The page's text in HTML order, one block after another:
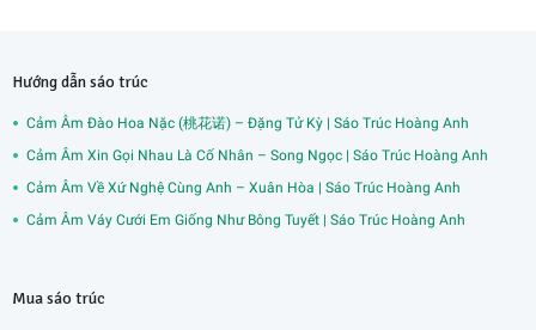
Hướng dẫn sáo trúc
Cảm Âm Đào Hoa Nặc (桃花诺) – Đặng Tử Kỳ | Sáo Trúc Hoàng Anh
Cảm Âm Xin Gọi Nhau Là Cố Nhân – Song Ngọc | Sáo Trúc Hoàng Anh
Cảm Âm Về Xứ Nghệ Cùng Anh – Xuân Hòa | Sáo Trúc Hoàng Anh
Cảm Âm Váy Cưới Em Giống Như Bông Tuyết | Sáo Trúc Hoàng Anh
Mua sáo trúc